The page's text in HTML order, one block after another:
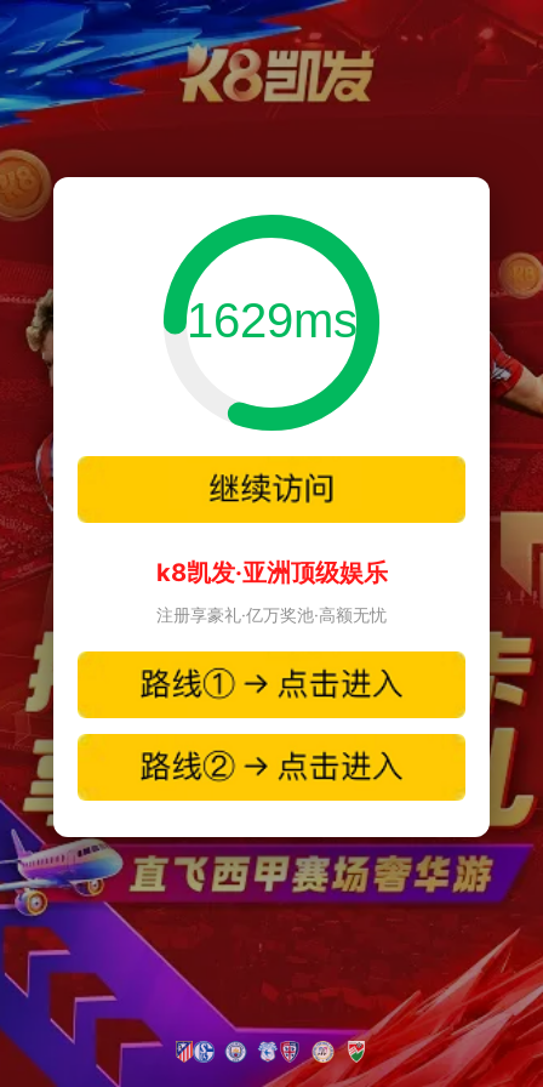
1629ms
k8凯发·亚洲顶级娱乐
注册享豪礼·亿万奖池·高额无忧